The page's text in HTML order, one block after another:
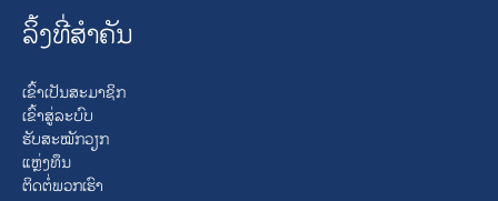
ລິ້ງທີ່ສໍາຄັນ
ເຂົ້າເປັນສະມາຊິກ
ເຂົ້າສູ່ລະບົບ
ຮັບສະໝັກວຽກ
ແຫຼ່ງທຶນ
ຕິດຕໍ່ພວກເຮົາ